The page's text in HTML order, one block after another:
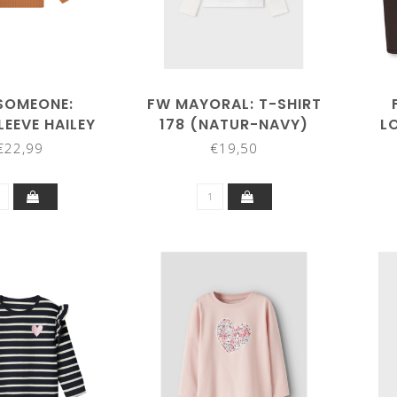
HAILEY
FW MAYORAL: T-SHIRT
178 (NATUR-NAVY)
€19,50